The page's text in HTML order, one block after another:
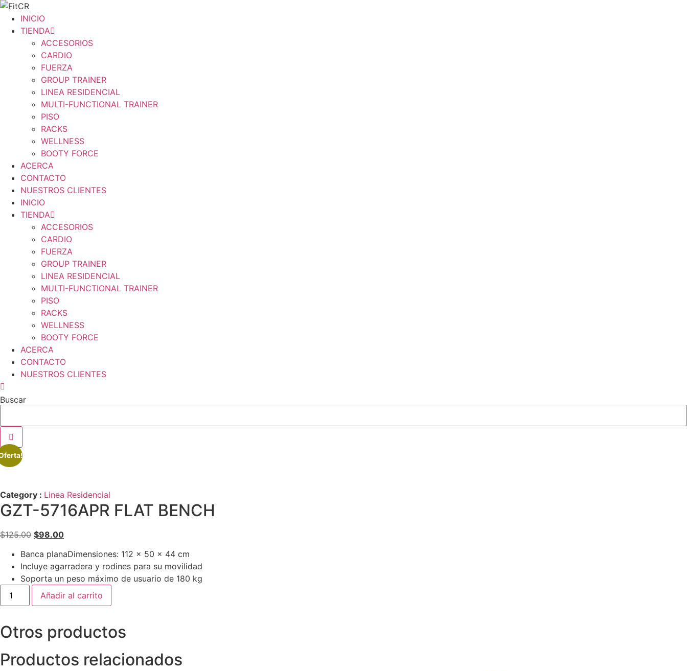
Omitir
contenido
INICIO
TIENDA
ACCESORIOS
CARDIO
FUERZA
GROUP TRAINER
LINEA RESIDENCIAL
MULTI-FUNCTIONAL TRAINER
PISO
RACKS
WELLNESS
BOOTY FORCE
ACERCA
CONTACTO
NUESTROS CLIENTES
INICIO
TIENDA
ACCESORIOS
CARDIO
FUERZA
GROUP TRAINER
LINEA RESIDENCIAL
MULTI-FUNCTIONAL TRAINER
PISO
RACKS
WELLNESS
BOOTY FORCE
ACERCA
CONTACTO
NUESTROS CLIENTES
Buscar
Category : Linea Residencial
GZT-5716APR FLAT BENCH
$125.00 El
original
era:
$125.00.
$98.00El
actual
es:
$98.00.
Banca planaDimensiones: 112 x 50 x 44 cm
Incluye agarradera y rodines para su movilidad
Soporta un peso máximo de usuario de 180 kg
GZT-
5716APR
FLAT
Añadir al carrito
Otros productos
Productos relacionados